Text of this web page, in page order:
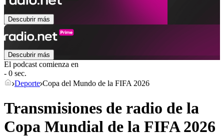
Descubrir más
Descubrir más
El podcast comienza en
- 0 sec.
Deporte Copa del Mundo de la FIFA 2026
Transmisiones de radio de la
Copa Mundial de la FIFA 2026